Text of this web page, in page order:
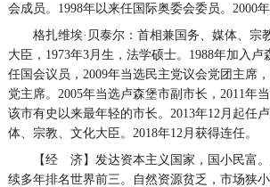
会成员。1998年以来任国际奥委会委员。2000年
格扎维埃·贝泰尔：首相兼国务、媒体、宗
大臣，1973年3月生，法学硕士。1988年加入
任国会议员，2009年当选民主党议会党团主席
党主席。2005年当选卢森堡市副市长，2011年
该市有史以来最年轻的市长。2013年12月起任
体、宗教、文化大臣。2018年12月获得连任。
【经 济】发达资本主义国家，国小民富
续多年排名世界前三。自然资源贫乏，市场狭